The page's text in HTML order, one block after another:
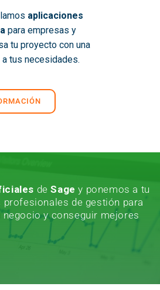
aplicaciones
para empresas y
tu proyecto con una
tus necesidades.
deSagey ponemos a tu
de gestión para
y conseguir mejores